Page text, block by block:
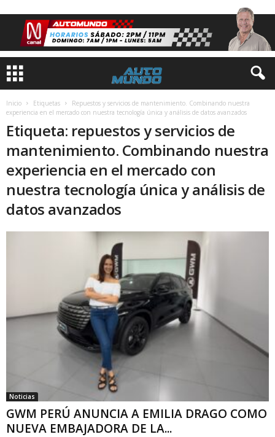
Inicio Etiquetas
Repuestos y servicios de mantenimiento. Combinando nuestra
experiencia en el mercado con nuestra tecnología única y análisis de datos avanzados
Etiqueta: repuestos y servicios de
mantenimiento. Combinando nuestra
experiencia en el mercado con
nuestra tecnología única y análisis de
datos avanzados
Noticias
GWM PERÚ ANUNCIA A EMILIA DRAGO COMO
NUEVA EMBAJADORA DE LA...